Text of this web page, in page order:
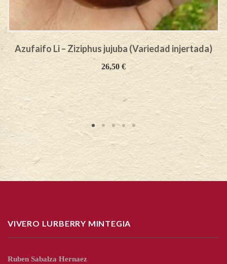
Azufaifo Li – Ziziphus jujuba (Variedad injertada)
26,50€
VIVERO LURBERRY MINTEGIA
Ruben Sabalza Hernaez